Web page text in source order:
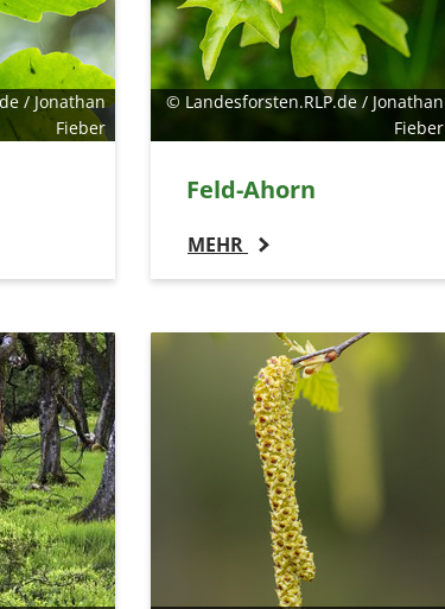
/ Jonathan
Fieber
© Landesforsten.RLP.de / Jonathan
Fieber
Feld-Ahorn
MEHR